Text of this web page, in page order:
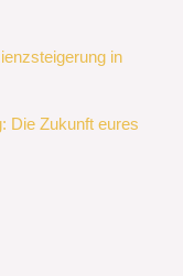
in
Die Zukunft eures